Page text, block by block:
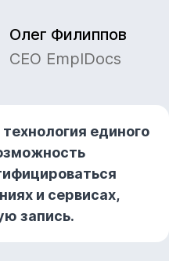
Олег Филиппов
СЕО EmplDocs
единого
и сервисах,
запись.